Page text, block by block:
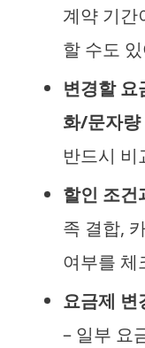
계약 기간
할 수도
변경할 요
화/문자량
반드시 비
할인 조건
족 결합,
여부를 체
요금제 변
– 일부 요